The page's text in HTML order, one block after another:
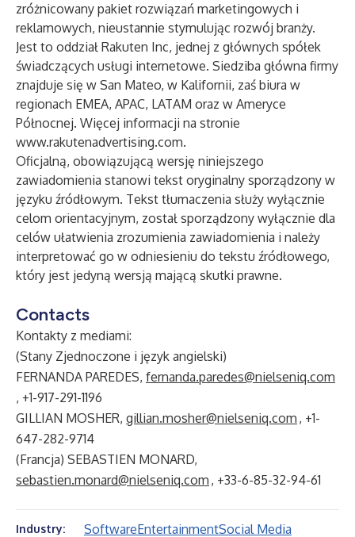
zróżnicowany pakiet rozwiązań marketingowych i
reklamowych, nieustannie stymulując rozwój branży.
Jest to oddział Rakuten Inc, jednej z głównych spółek
świadczących usługi internetowe. Siedziba główna firmy
znajduje się w San Mateo, w Kalifornii, zaś biura w
regionach EMEA, APAC, LATAM oraz w Ameryce
Północnej. Więcej informacji na stronie
www.rakutenadvertising.com.
Oficjalną, obowiązującą wersję niniejszego
zawiadomienia stanowi tekst oryginalny sporządzony w
języku źródłowym. Tekst tłumaczenia służy wyłącznie
celom orientacyjnym, został sporządzony wyłącznie dla
celów ułatwienia zrozumienia zawiadomienia i należy
interpretować go w odniesieniu do tekstu źródłowego,
który jest jedyną wersją mającą skutki prawne.
Contacts
Kontakty z mediami:
(Stany Zjednoczone i język angielski)
FERNANDA PAREDES, fernanda.paredes@nielseniq.com
, +1-917-291-1196
GILLIAN MOSHER, gillian.mosher@nielseniq.com , +1-
647-282-9714
(Francja) SEBASTIEN MONARD,
sebastien.monard@nielseniq.com , +33-6-85-32-94-61
Industry: SoftwareEntertainmentSocial Media